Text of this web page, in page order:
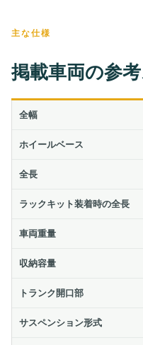
主な仕様
掲載車両の参
全幅
ホイールベース
全長
ラックキット装着時の全長
車両重量
収納容量
トランク開口部
サスペンション形式